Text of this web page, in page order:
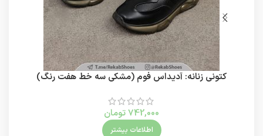
کتونی زنانه: آدیداس فوم (مشکی سه خط هفت رنگ)
742,000تومان
اطلاعات بیشتر